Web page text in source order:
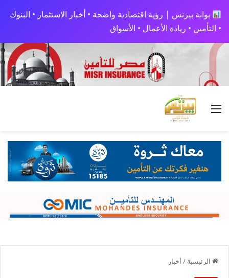
بوابة بيزنس | رؤية اقتصادية واضحة • أخبار الاستثمار • البنوك
• التأمين • ريادة الأعمال • الأسواق
القائمة
الرئيسية / أخبار